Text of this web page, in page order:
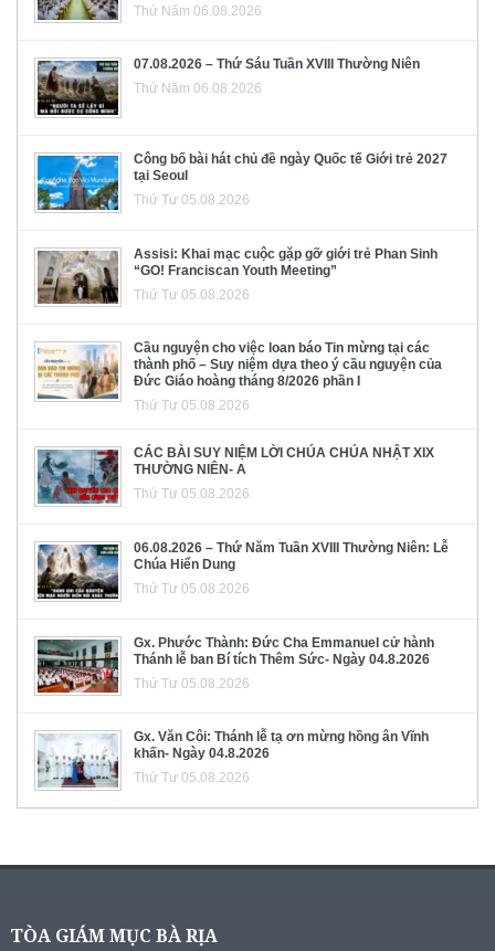
Thứ Năm 06.08.2026
07.08.2026 – Thứ Sáu Tuần XVIII Thường Niên
Thứ Năm 06.08.2026
Công bố bài hát chủ đề ngày Quốc tế Giới trẻ 2027
tại Seoul
Thứ Tư 05.08.2026
Assisi: Khai mạc cuộc gặp gỡ giới trẻ Phan Sinh
“GO! Franciscan Youth Meeting”
Thứ Tư 05.08.2026
Cầu nguyện cho việc loan báo Tin mừng tại các
thành phố – Suy niệm dựa theo ý cầu nguyện của
Đức Giáo hoàng tháng 8/2026 phần I
Thứ Tư 05.08.2026
CÁC BÀI SUY NIỆM LỜI CHÚA CHÚA NHẬT XIX
THƯỜNG NIÊN- A
Thứ Tư 05.08.2026
06.08.2026 – Thứ Năm Tuần XVIII Thường Niên: Lễ
Chúa Hiển Dung
Thứ Tư 05.08.2026
Gx. Phước Thành: Đức Cha Emmanuel cử hành
Thánh lễ ban Bí tích Thêm Sức- Ngày 04.8.2026
Thứ Tư 05.08.2026
Gx. Văn Côi: Thánh lễ tạ ơn mừng hồng ân Vĩnh
khấn- Ngày 04.8.2026
Thứ Tư 05.08.2026
TÒA GIÁM MỤC BÀ RỊA